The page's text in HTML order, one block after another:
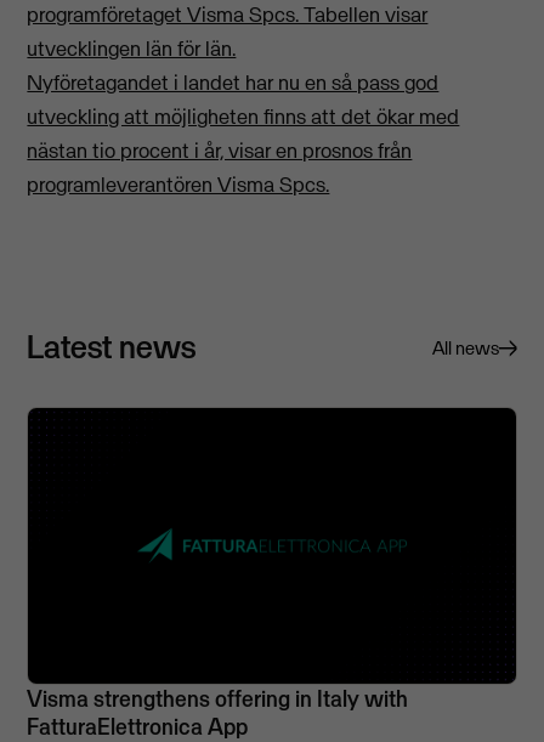
programföretaget Visma Spcs. Tabellen visar
utvecklingen län för län.
Nyföretagandet i landet har nu en så pass god
utveckling att möjligheten finns att det ökar med
nästan tio procent i år, visar en prosnos från
programleverantören Visma Spcs.
Latest news All news
Visma strengthens offering in Italy with
FatturaElettronica App